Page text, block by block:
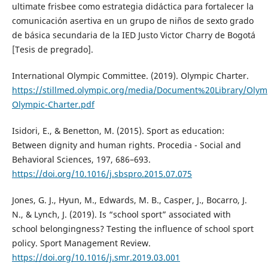
ultimate frisbee como estrategia didáctica para fortalecer la
comunicación asertiva en un grupo de niños de sexto grado
de básica secundaria de la IED Justo Victor Charry de Bogotá
[Tesis de pregrado].
International Olympic Committee. (2019). Olympic Charter.
https://stillmed.olympic.org/media/Document%20Library/
Olympic-Charter.pdf
Isidori, E., & Benetton, M. (2015). Sport as education:
Between dignity and human rights. Procedia - Social and
Behavioral Sciences, 197, 686–693.
https://doi.org/10.1016/j.sbspro.2015.07.075
Jones, G. J., Hyun, M., Edwards, M. B., Casper, J., Bocarro, J.
N., & Lynch, J. (2019). Is “school sport” associated with
school belongingness? Testing the influence of school sport
policy. Sport Management Review.
https://doi.org/10.1016/j.smr.2019.03.001